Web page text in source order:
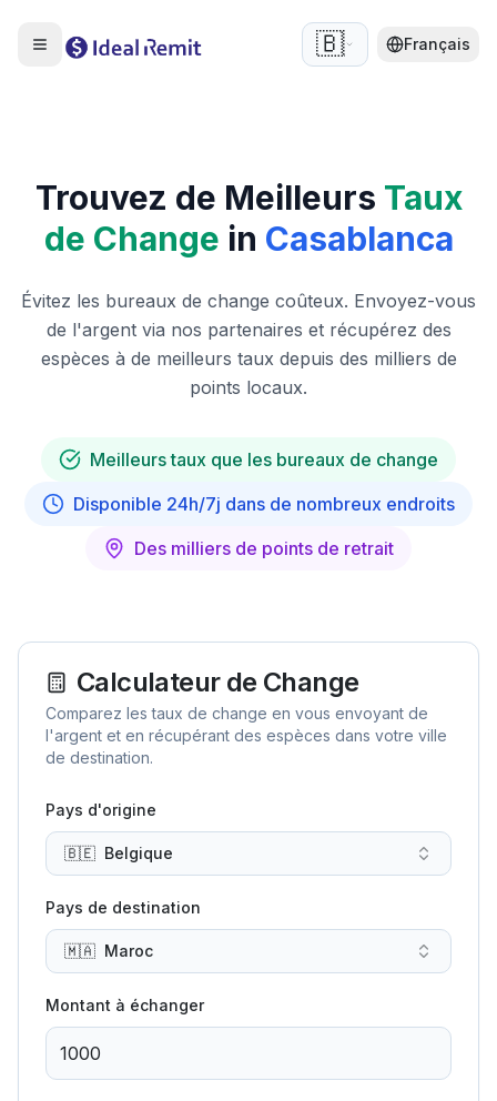
🇧🇪 Français
Trouvez de Meilleurs Taux
de Change in Casablanca
Évitez les bureaux de change coûteux. Envoyez-vous
de l'argent via nos partenaires et récupérez des
espèces à de meilleurs taux depuis des milliers de
points locaux.
Meilleurs taux que les bureaux de change
Disponible 24h/7j dans de nombreux endroits
Des milliers de points de retrait
Calculateur de Change
Comparez les taux de change en vous envoyant de
l'argent et en récupérant des espèces dans votre ville
de destination.
Pays d'origine
🇧🇪 Belgique
Pays de destination
🇲🇦 Maroc
Montant à échanger